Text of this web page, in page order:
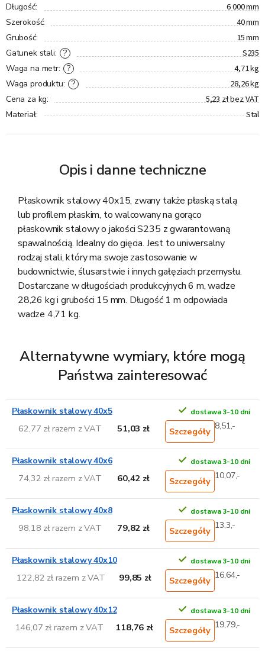
Długość: 6 000 mm
Szerokość: 40 mm
Grubość: 15 mm
?
Gatunek stali: S235
?
Waga na metr: 4,71 kg
?
Waga produktu: 28,26 kg
Cena za kg: 5,23 zł bez VAT
Materiał: Stal
Opis i danne techniczne
Płaskownik stalowy 40x15, zwany także płaską stalą
lub profilem płaskim, to walcowany na gorąco
płaskownik stalowy o jakości S235 z gwarantowaną
spawalnością. Idealny do gięcia. Jest to uniwersalny
rodzaj stali, który ma swoje zastosowanie w
budownictwie, ślusarstwie i innych gałęziach przemysłu.
Dostarczane w długościach produkcyjnych 6 m, wadze
28,26 kg i grubości 15 mm. Długość 1 m odpowiada
wadze 4,71 kg.
Alternatywne wymiary, które mogą
Państwa zainteresować
Płaskownik stalowy 40x5 dostawa 3-10 dni
62,77 zł razem z VAT 51,03 zł Szczegóły 8,51,-
Płaskownik stalowy 40x6 dostawa 3-10 dni
74,32 zł razem z VAT 60,42 zł Szczegóły 10,07,-
Płaskownik stalowy 40x8 dostawa 3-10 dni
98,18 zł razem z VAT 79,82 zł Szczegóły 13,3,-
Płaskownik stalowy 40x10 dostawa 3-10 dni
122,82 zł razem z VAT 99,85 zł Szczegóły 16,64,-
Płaskownik stalowy 40x12 dostawa 3-10 dni
146,07 zł razem z VAT 118,76 zł Szczegóły 19,79,-